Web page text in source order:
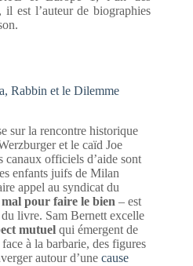
est l’auteur de biographies
Rabbin et le Dilemme
sur la rencontre historique
et le caïd Joe
officiels d’aide sont
enfants juifs de Milan
appel au syndicat du
pour faire le bien – est
livre. Sam Bernett excelle
mutuel qui émergent de
à la barbarie, des figures
autour d’une cause